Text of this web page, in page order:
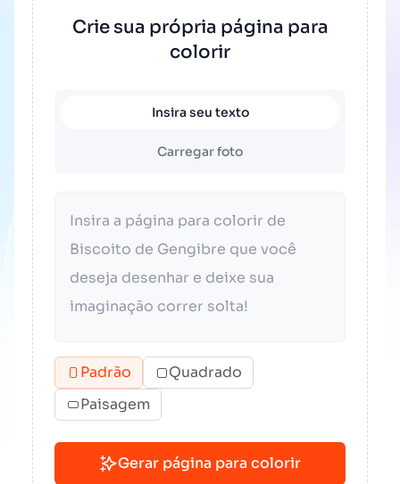
Crie sua própria página para
colorir
Insira seu texto
Carregar foto
Padrão
Quadrado
Paisagem
Gerar página para colorir